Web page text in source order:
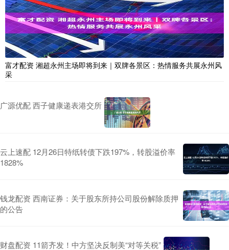
富才配资 湘超永州主场即将到来｜双牌各景区：热情服务共展永州风
采
广源优配 西子健康递表港交所
云上速配 12月26日特纸转债下跌197%，转股溢价率
1828%
钱龙配资 西南证券：关于股东所持公司股份解除质押
的公告
财盘配资 11箭齐发！中方坚决反制美“对等关税”